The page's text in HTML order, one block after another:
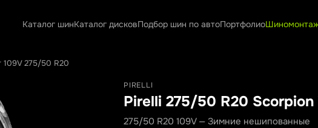
Каталог шинКаталог дисковПодбор шин по автоПортфолио
109V 275/50 R20
PIRELLI
Pirelli 275/50 R20
275/50 R20 109V — Зимние нешипованные